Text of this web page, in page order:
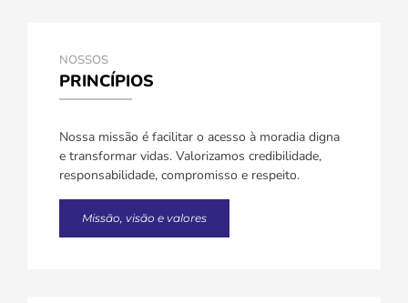
NOSSOS
PRINCÍPIOS
Nossa missão é facilitar o acesso à moradia digna
e transformar vidas. Valorizamos credibilidade,
responsabilidade, compromisso e respeito.
Missão, visão e valores